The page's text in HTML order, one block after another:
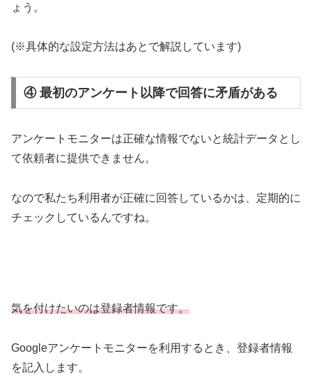
ょう。
(※具体的な設定方法はあとで解説しています)
④ 最初のアンケート以降で回答に矛盾がある
アンケートモニターは正確な情報でないと統計データとし
て依頼者に提供できません。
なので私たち利用者が正確に回答しているかは、定期的に
チェックしているんですね。
気を付けたいのは登録者情報です。
Googleアンケートモニターを利用するとき、登録者情報
を記入します。